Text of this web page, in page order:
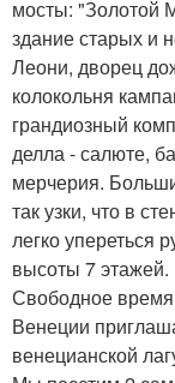
мосты: "Золотой
здание старых и
Леони, дворец
колокольня
грандиозный
делла - салюте,
мерчерия.
так узки, что в
легко упереться
высоты 7 этажей.
Свободное
Венеции
венецианской